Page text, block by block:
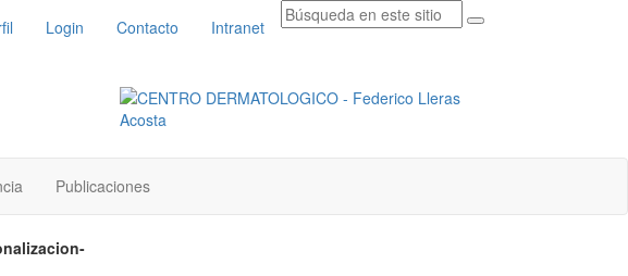
Login Contacto Intranet
Publicaciones
RADICACION ORFEO